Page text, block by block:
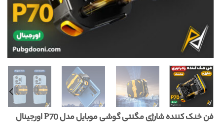
فن خنک کننده شارژی مگنتی گوشی موبایل مدل P70 اورجینال